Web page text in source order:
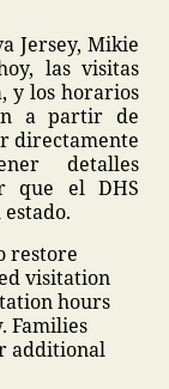
Jersey, Mikie
las visitas
y los horarios
a partir de
directamente
detalles
que el DHS
restore
visitation
hours
Families
additional